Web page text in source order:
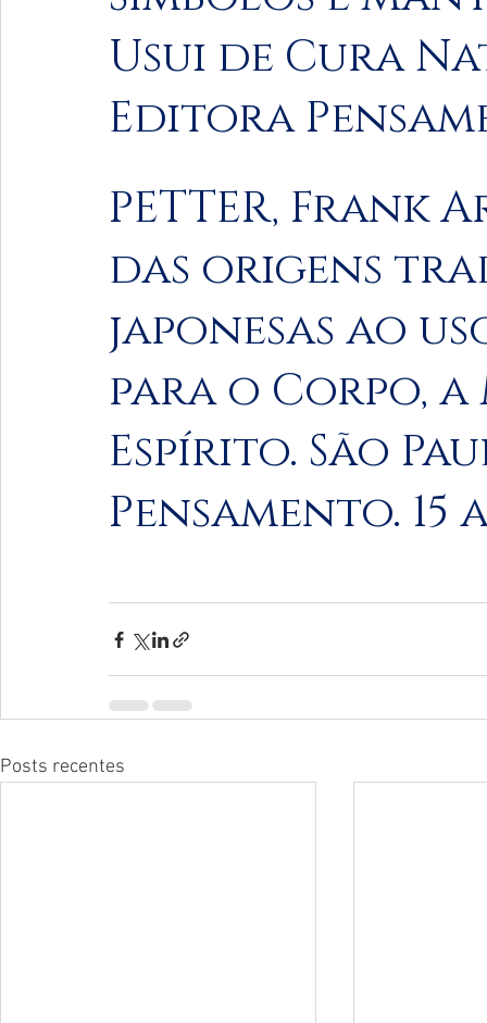
Usui de Cura
Editora
PETTER, Frank
das origens
japonesas ao
para o Corpo,
Espírito. São
Pensamento. 15
Posts recentes